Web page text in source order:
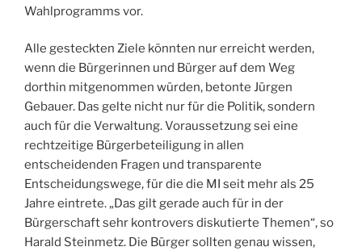
Wahlprogramms vor.
Alle gesteckten Ziele könnten nur erreicht werden,
wenn die Bürgerinnen und Bürger auf dem Weg
dorthin mitgenommen würden, betonte Jürgen
Gebauer. Das gelte nicht nur für die Politik, sondern
auch für die Verwaltung. Voraussetzung sei eine
rechtzeitige Bürgerbeteiligung in allen
entscheidenden Fragen und transparente
Entscheidungswege, für die die MI seit mehr als 25
Jahre eintrete. „Das gilt gerade auch für in der
Bürgerschaft sehr kontrovers diskutierte Themen“, so
Harald Steinmetz. Die Bürger sollten genau wissen,